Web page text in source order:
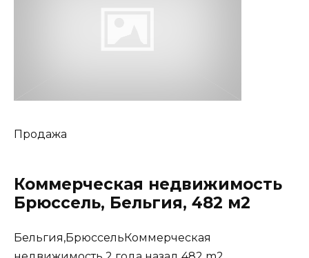
Продажа
Коммерческая недвижимость
Брюссель, Бельгия, 482 м2
Бельгия,БрюссельКоммерческая